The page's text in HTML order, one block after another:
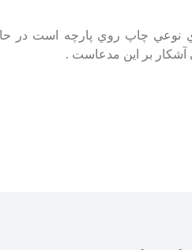
نوعي‌ چاپ‌ روي‌ پارچه‌ است‌ در
بر اين‌ مدعاست‌ .